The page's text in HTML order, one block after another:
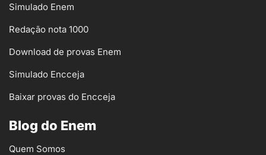
Simulado Enem
Redação nota 1000
Download de provas Enem
Simulado Encceja
Baixar provas do Encceja
Blog do Enem
Quem Somos